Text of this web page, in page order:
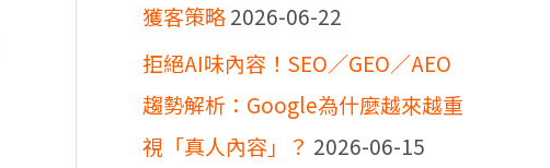
獲客策略2026-06-22
拒絕AI味內容！SEO／GEO／AEO
趨勢解析：Google為什麼越來越重
視「真人內容」？ 2026-06-15